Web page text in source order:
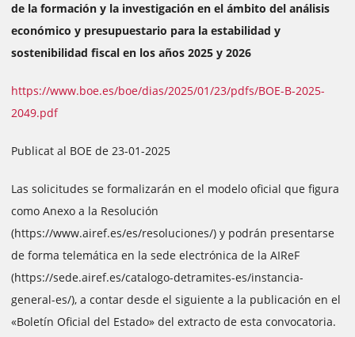
de la formación y la investigación en el ámbito del análisis
económico y presupuestario para la estabilidad y
sostenibilidad fiscal en los años 2025 y 2026
https://www.boe.es/boe/dias/2025/01/23/pdfs/BOE-B-2025-
2049.pdf
Publicat al BOE de 23-01-2025
Las solicitudes se formalizarán en el modelo oficial que figura
como Anexo a la Resolución
(https://www.airef.es/es/resoluciones/) y podrán presentarse
de forma telemática en la sede electrónica de la AIReF
(https://sede.airef.es/catalogo-detramites-es/instancia-
general-es/), a contar desde el siguiente a la publicación en el
«Boletín Oficial del Estado» del extracto de esta convocatoria.